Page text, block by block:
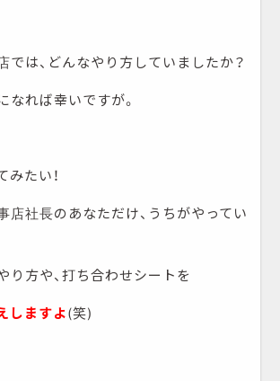
では、どんなやり方していましたか？
なれば幸いですが。
みたい！
店社長のあなただけ、うちがやってい
り方や、打ち合わせシートを
しますよ(笑)